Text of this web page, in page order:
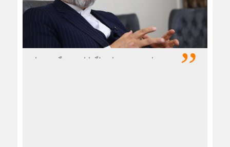
سخنگوی شورای وحدت اصولگرایان می‌گوید نتایج